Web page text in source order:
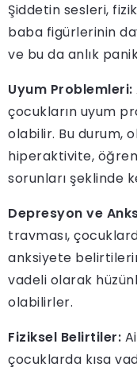
Şiddetin sesleri,
baba figürlerinin
ve bu da anlık
Uyum Problemleri:
çocukların uyum
olabilir. Bu durum,
hiperaktivite,
sorunları şeklinde
Depresyon ve
travması,
anksiyete
vadeli olarak
olabilirler.
Fiziksel Belirtiler:
çocuklarda kısa